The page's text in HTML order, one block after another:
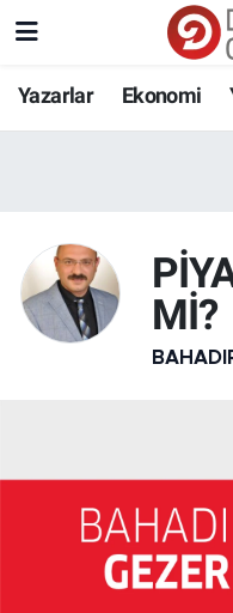
Yazarlar Ekonomi
Mİ?